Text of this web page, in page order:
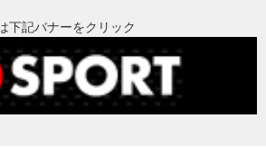
下記バナーをクリック